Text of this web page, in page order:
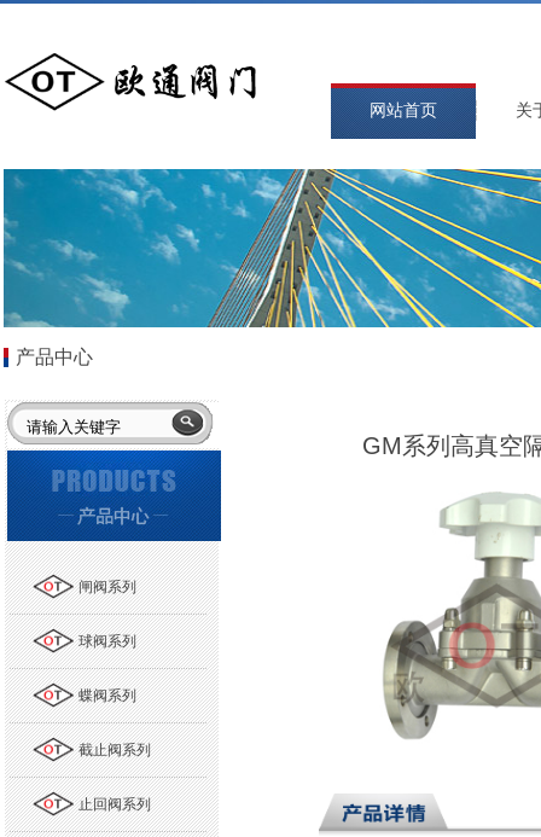
网站首页 关
产品中心
闸阀系列
球阀系列
蝶阀系列
截止阀系列
止回阀系列
GM系列高真空